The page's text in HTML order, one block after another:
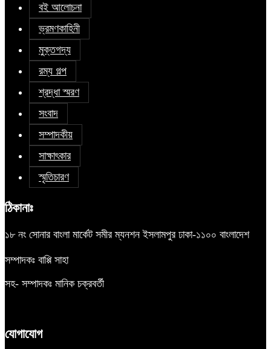
বই আলোচনা
ভ্রমণকাহিনী
মুক্তগদ্য
রম্য গল্প
শ্রদ্ধা স্মরণ
সংবাদ
সম্পাদকীয়
সাক্ষাৎকার
স্মৃতিচারণ
ঠিকানাঃ
১৮ নং সোনার বাংলা মার্কেট সমীর ম্যনশন ইসলামপুর ঢাকা-১১০০ বাংলাদেশ
সম্পাদকঃ বাপ্পি সাহা
সহ- সম্পাদকঃ মানিক চক্রবর্তী
যোগাযোগ